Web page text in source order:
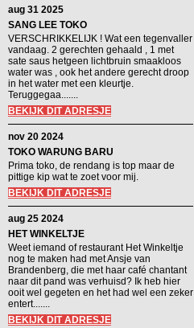
aug 31 2025
SANG LEE TOKO
VERSCHRIKKELIJK ! Wat een tegenvaller
vandaag. 2 gerechten gehaald , 1 met
sate saus hetgeen lichtbruin smaakloos
water was , ook het andere gerecht droop
in het water met een kleurtje.
Teruggegaa.......
BEKIJK DIT ADRESJE
nov 20 2024
TOKO WARUNG BARU
Prima toko, de rendang is top maar de
pittige kip wat te zoet voor mij.
BEKIJK DIT ADRESJE
aug 25 2024
HET WINKELTJE
Weet iemand of restaurant Het Winkeltje
nog te maken had met Ansje van
Brandenberg, die met haar café chantant
naar dit pand was verhuisd? Ik heb hier
ooit wel gegeten en het had wel een zeker
entert.......
BEKIJK DIT ADRESJE